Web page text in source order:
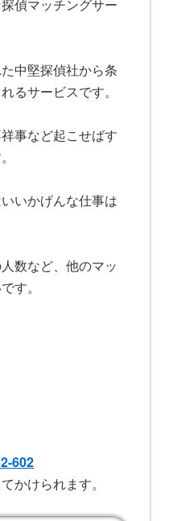
偵マッチングサー
中堅探偵社から条
るサービスです。
事など起こせばす
いかげんな仕事は
数など、他のマッ
す。
602
かけられます。